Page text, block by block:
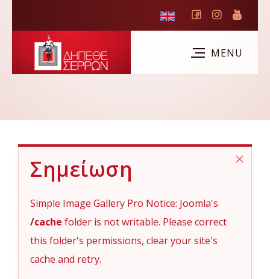
Σημείωση
Simple Image Gallery Pro Notice: Joomla's
/cache folder is not writable. Please correct
this folder's permissions, clear your site's
cache and retry.